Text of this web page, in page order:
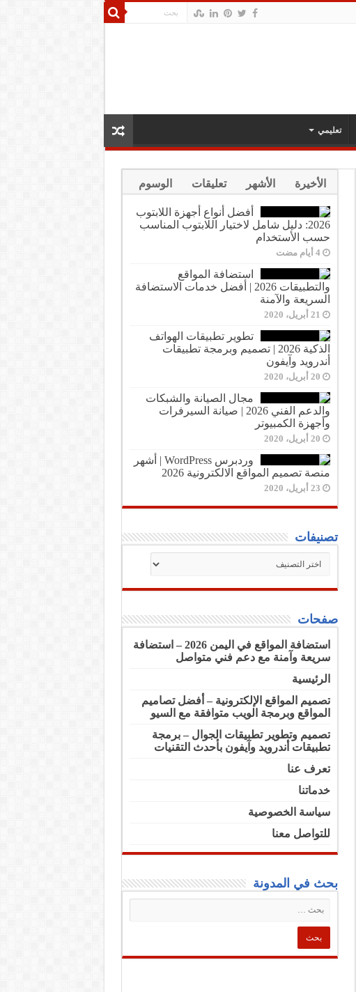
تعليمي
الأخيرة الأشهر تعليقات الوسوم
أفضل أنواع أجهزة اللابتوب
2026: دليل شامل لاختيار اللابتوب المناسب
حسب الأستخدام
استضافة المواقع
والتطبيقات 2026 | أفضل خدمات الاستضافة
السريعة والآمنة
21 أبريل، 2020
تطوير تطبيقات الهواتف
الذكية 2026 | تصميم وبرمجة تطبيقات
أندرويد وآيفون
20 أبريل، 2020
مجال الصيانة والشبكات
والدعم الفني 2026 | صيانة السيرفرات
وأجهزة الكمبيوتر
20 أبريل، 2020
وردبرس WordPress | أشهر
منصة تصميم المواقع الالكترونية 2026
23 أبريل، 2020
تصنيفات
تصنيفات
صفحات
استضافة المواقع في اليمن 2026 – استضافة
سريعة وآمنة مع دعم فني متواصل
الرئيسية
تصميم المواقع الإلكترونية – أفضل تصاميم
المواقع وبرمجة الويب متوافقة مع السيو
تصميم وتطوير تطبيقات الجوال – برمجة
تطبيقات أندرويد وآيفون بأحدث التقنيات
تعرف عنا
خدماتنا
سياسة الخصوصية
للتواصل معنا
بحث في المدونة